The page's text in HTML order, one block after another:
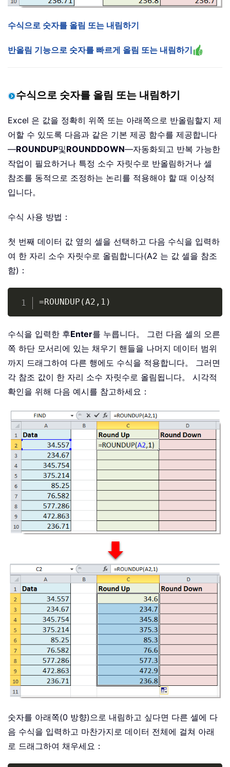
수식으로 숫자를 올림 또는 내림하기
반올림 기능으로 숫자를 빠르게 올림 또는 내림하기
수식으로 숫자를 올림 또는 내림하기
Excel 은 값을 정확히 위쪽 또는 아래쪽으로 반올림할지 제
어할 수 있도록 다음과 같은 기본 제공 함수를 제공합니다
—ROUNDUP및ROUNDDOWN—자동화되고 반복 가능한
작업이 필요하거나 특정 소수 자릿수로 반올림하거나 셀
참조를 동적으로 조정하는 논리를 적용해야 할 때 이상적
입니다。
수식 사용 방법：
첫 번째 데이터 값 옆의 셀을 선택하고 다음 수식을 입력하
여 한 자리 소수 자릿수로 올림합니다(A2 는 값 셀을 참조
함)：
=ROUNDUP(A2,1)
수식을 입력한 후Enter를 누릅니다。 그런 다음 셀의 오른
쪽 하단 모서리에 있는 채우기 핸들을 나머지 데이터 범위
까지 드래그하여 다른 행에도 수식을 적용합니다。 그러면
각 참조 값이 한 자리 소수 자릿수로 올림됩니다。 시각적
확인을 위해 다음 예시를 참고하세요：
숫자를 아래쪽(0 방향)으로 내림하고 싶다면 다른 셀에 다
음 수식을 입력하고 마찬가지로 데이터 전체에 걸쳐 아래
로 드래그하여 채우세요：